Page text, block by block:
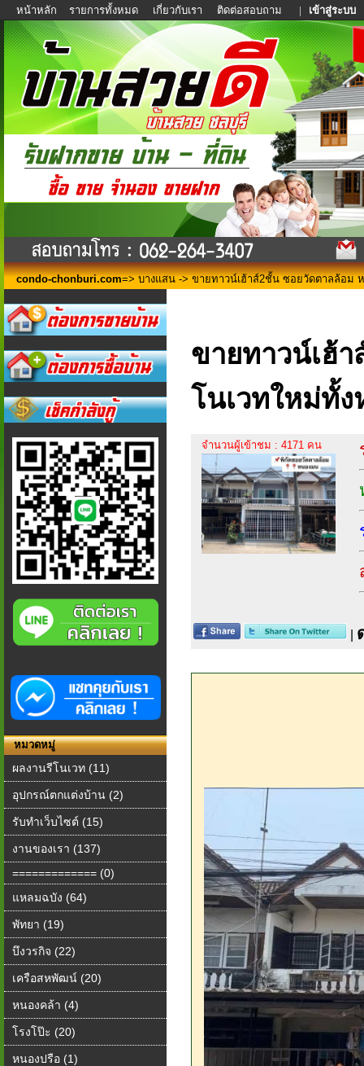
หน้าหลัก รายการทั้งหมด เกี่ยวกับเรา ติดต่อสอบถาม | เข้าสู่ระบบ
condo-chonburi.com=> บางแสน -> ขายทาวน์เฮ้าส์2ชั้น ซอยวัดตาลล้อม
หมวดหมู่
ผลงานรีโนเวท (11)
อุปกรณ์ตกแต่งบ้าน (2)
รับทำเว็บไซต์ (15)
งานของเรา (137)
============= (0)
แหลมฉบัง (64)
พัทยา (19)
บึงวรกิจ (22)
เครือสหพัฒน์ (20)
หนองคล้า (4)
โรงโป๊ะ (20)
หนองปรือ (1)
ขายทาวน์เฮ้
โนเวทใหม่ทั้ง
จำนวนผู้เข้าชม : 4171 คน